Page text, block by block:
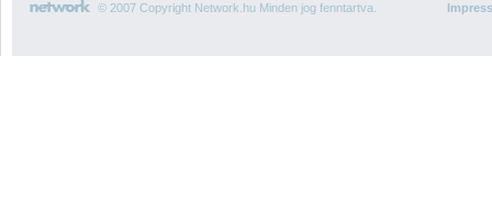
© 2007 Copyright Network.hu Minden jog fenntartva.